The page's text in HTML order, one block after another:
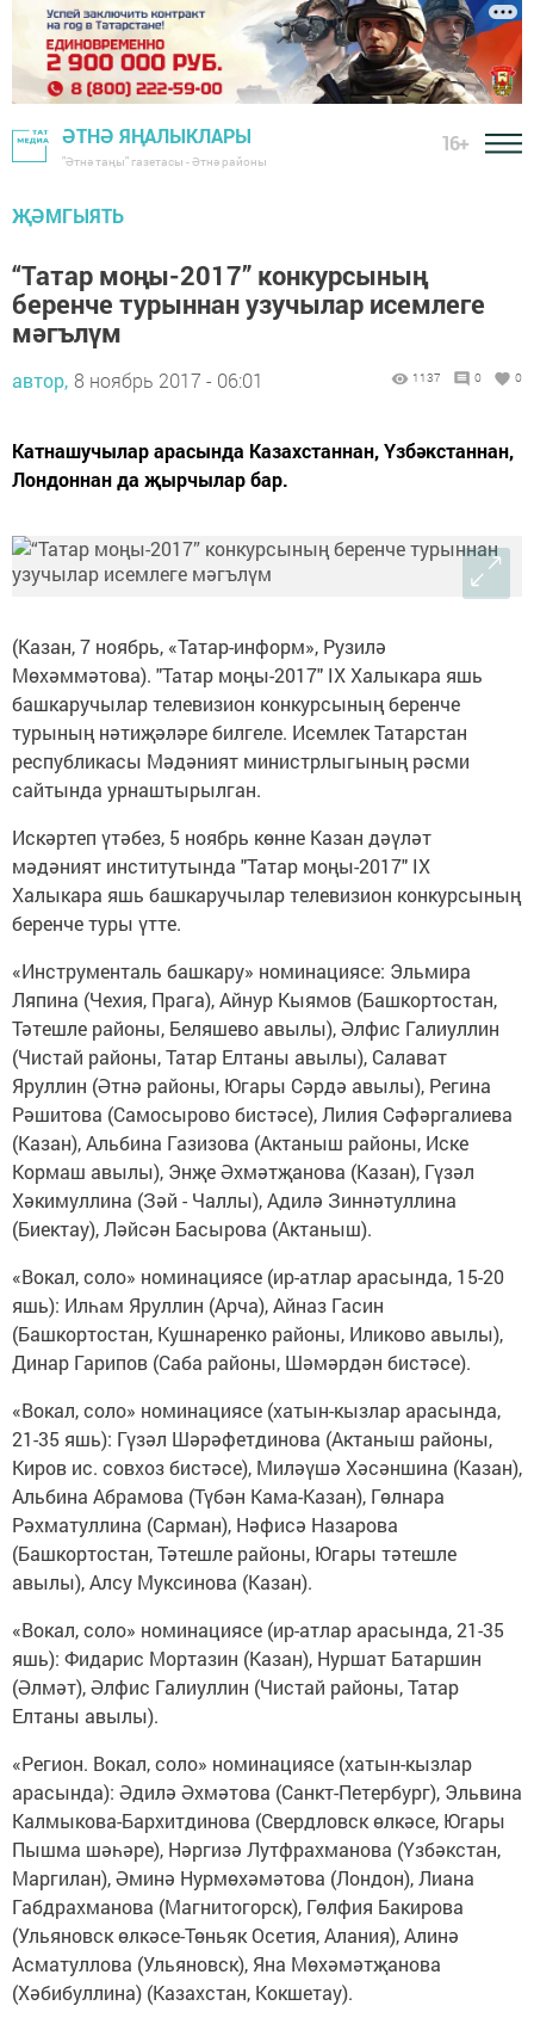
ӘТНӘ ЯҢАЛЫКЛАРЫ
"Әтнә таңы" газетасы - Әтнә районы
16+
ҖӘМГЫЯТЬ
“Татар моңы-2017” конкурсының
беренче турыннан узучылар исемлеге
мәгълүм
автор, 8 ноябрь 2017 - 06:01 1137 0 0
Катнашучылар арасында Казахстаннан, Үзбәкстаннан,
Лондоннан да җырчылар бар.
(Казан, 7 ноябрь, «Татар-информ», Рузилә
Мөхәммәтова). "Татар моңы-2017" IX Халыкара яшь
башкаручылар телевизион конкурсының беренче
турының нәтиҗәләре билгеле. Исемлек Татарстан
республикасы Мәдәният министрлыгының рәсми
сайтында урнаштырылган.
Искәртеп үтәбез, 5 ноябрь көнне Казан дәүләт
мәдәният институтында "Татар моңы-2017" IX
Халыкара яшь башкаручылар телевизион конкурсының
беренче туры үтте.
«Инструменталь башкару» номинациясе: Эльмира
Ляпина (Чехия, Прага), Айнур Кыямов (Башкортостан,
Тәтешле районы, Беляшево авылы), Әлфис Галиуллин
(Чистай районы, Татар Елтаны авылы), Салават
Яруллин (Әтнә районы, Югары Сәрдә авылы), Регина
Рәшитова (Самосырово бистәсе), Лилия Сәфәргалиева
(Казан), Альбина Газизова (Актаныш районы, Иске
Кормаш авылы), Энҗе Әхмәтҗанова (Казан), Гүзәл
Хәкимуллина (Зәй - Чаллы), Адилә Зиннәтуллина
(Биектау), Ләйсән Басырова (Актаныш).
«Вокал, соло» номинациясе (ир-атлар арасында, 15-20
яшь): Илһам Яруллин (Арча), Айназ Гасин
(Башкортостан, Кушнаренко районы, Иликово авылы),
Динар Гарипов (Саба районы, Шәмәрдән бистәсе).
«Вокал, соло» номинациясе (хатын-кызлар арасында,
21-35 яшь): Гүзәл Шәрәфетдинова (Актаныш районы,
Киров ис. совхоз бистәсе), Миләүшә Хәсәншина (Казан),
Альбина Абрамова (Түбән Кама-Казан), Гөлнара
Рәхматуллина (Сарман), Нәфисә Назарова
(Башкортостан, Тәтешле районы, Югары тәтешле
авылы), Алсу Муксинова (Казан).
«Вокал, соло» номинациясе (ир-атлар арасында, 21-35
яшь): Фидарис Мортазин (Казан), Нуршат Батаршин
(Әлмәт), Әлфис Галиуллин (Чистай районы, Татар
Елтаны авылы).
«Регион. Вокал, соло» номинациясе (хатын-кызлар
арасында): Әдилә Әхмәтова (Санкт-Петербург), Эльвина
Калмыкова-Бархитдинова (Свердловск өлкәсе, Югары
Пышма шәһәре), Нәргизә Лутфрахманова (Үзбәкстан,
Маргилан), Әминә Нурмөхәмәтова (Лондон), Лиана
Габдрахманова (Магнитогорск), Гөлфия Бакирова
(Ульяновск өлкәсе-Төньяк Осетия, Алания), Алинә
Асматуллова (Ульяновск), Яна Мөхәмәтҗанова
(Хәбибуллина) (Казахстан, Кокшетау).